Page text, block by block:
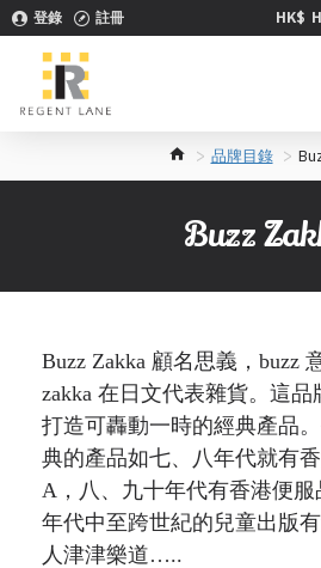
登錄 註冊 HK$
品牌目錄
Buzz
Buzz Zakka 顧名思義， buzz
zakka 在日文代表雜貨。這品
打造可轟動一時的經典產品
典的產品如七、八年代就有
A ，八、九十年代有香港便
年代中至跨世紀的兒童出版
人津津樂道…..